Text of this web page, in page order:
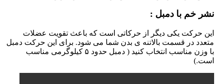
نشر خم با دمبل :
این حرکت یکی دیگر از حرکاتی است که باعث تقویت عضلات
متعدد در قسمت بالاتنه ی بدن شما می شود. برای این حرکت دمبل
با وزن مناسب انتخاب کنید ( دمبل حدود ۵ کیلوگرمی مناسب
است.)